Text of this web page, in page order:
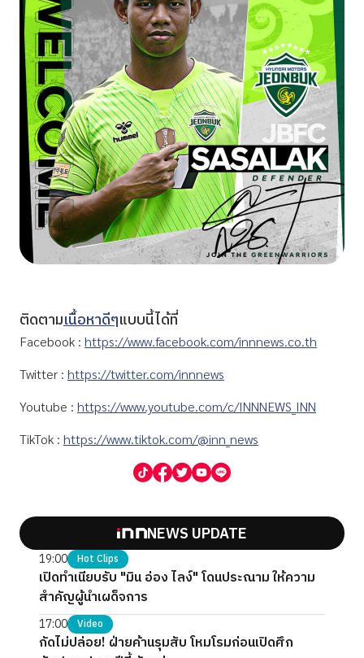
ติดตามเนื้อหาดีๆแบบนี้ได้ที่
Facebook : https://www.facebook.com/innnews.co.th
Twitter : https://twitter.com/innnews
Youtube : https://www.youtube.com/c/INNNEWS_INN
TikTok : https://www.tiktok.com/@inn_news
NEWS UPDATE
19:00 Hot Clips
เปิดทำเนียบรับ "มิน อ่อง ไลง์" โดนประณาม ให้ความ
สำคัญผู้นำเผด็จการ
17:00 Video
กัดไม่ปล่อย! ฝ่ายค้านรุมสับ โหมโรมก่อนเปิดศึก